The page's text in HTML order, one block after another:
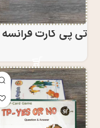
تی پی کارت فرانسه